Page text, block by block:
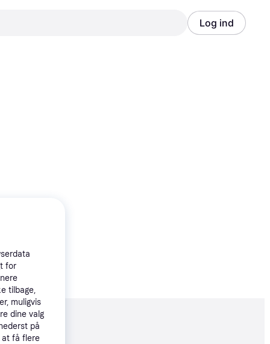
Log ind
for
tilbage,
muligvis
dine valg
på
at få flere